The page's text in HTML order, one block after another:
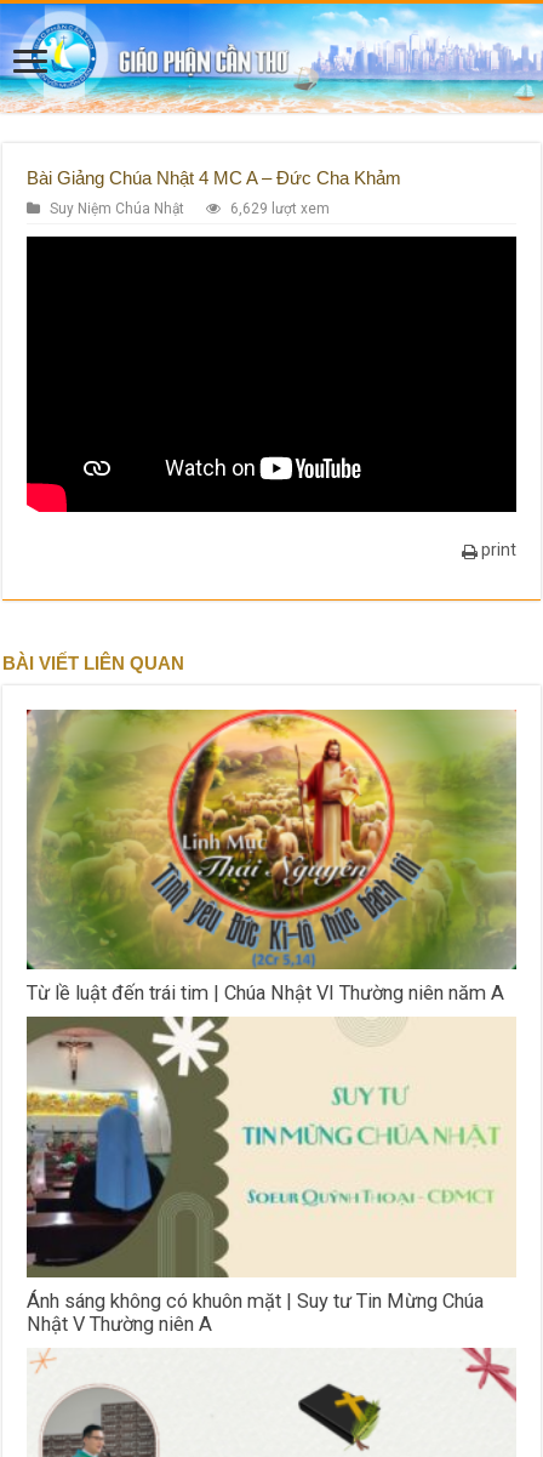
Bài Giảng Chúa Nhật 4 MC A – Đức Cha Khảm
Suy Niệm Chúa Nhật 6,629 lượt xem
print
BÀI VIẾT LIÊN QUAN
Từ lề luật đến trái tim | Chúa Nhật VI Thường niên năm A
Ánh sáng không có khuôn mặt | Suy tư Tin Mừng Chúa
Nhật V Thường niên A